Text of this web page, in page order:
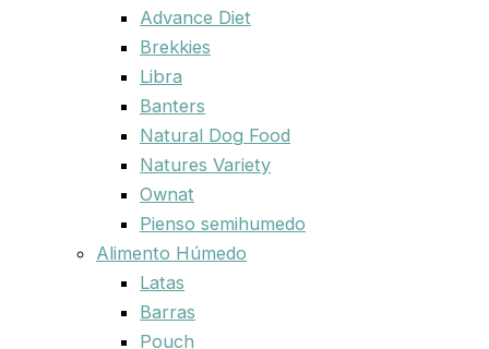
Advance Diet
Brekkies
Libra
Banters
Natural Dog Food
Natures Variety
Ownat
Pienso semihumedo
Alimento Húmedo
Latas
Barras
Pouch